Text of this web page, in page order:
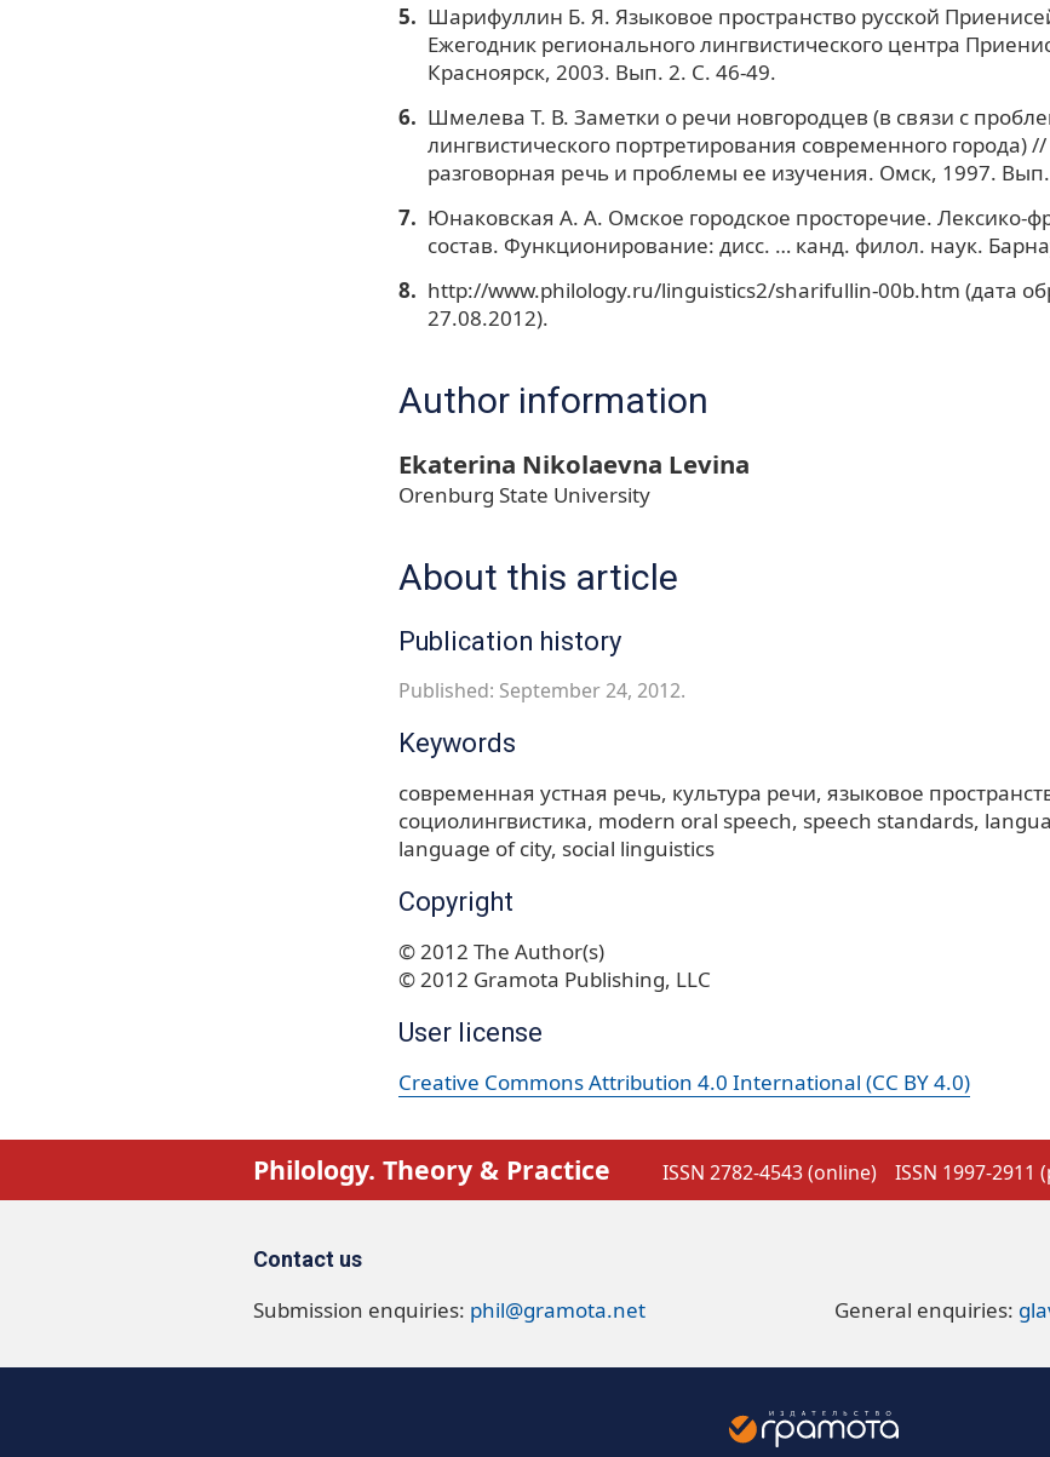
Шарифуллин Б. Я. Языковое пространство русской
Ежегодник регионального лингвистического центра
Красноярск, 2003. Вып. 2. С. 46-49.
Шмелева Т. В. Заметки о речи новгородцев (в связи с
лингвистического портретирования современного города) //
разговорная речь и проблемы ее изучения. Омск, 1997.
Юнаковская А. А. Омское городское просторечие. Лексико-
состав. Функционирование: дисс. … канд. филол. наук.
http://www.philology.ru/linguistics2/sharifullin-00b.htm (дата
27.08.2012).
Author information
Ekaterina Nikolaevna Levina
Orenburg State University
About this article
Publication history
Published: September 24, 2012.
Keywords
современная устная речь культура речи языковое
социолингвистика modern oral speech speech standards
language of city social linguistics
Copyright
© 2012 The Author(s)
© 2012 Gramota Publishing, LLC
User license
Creative Commons Attribution 4.0 International (CC BY 4.0)
Philology. Theory & Practice ISSN 2782-4543 (online) ISSN 1997-2911
Contact us
Submission enquiries: phil@gramota.net General enquiries: